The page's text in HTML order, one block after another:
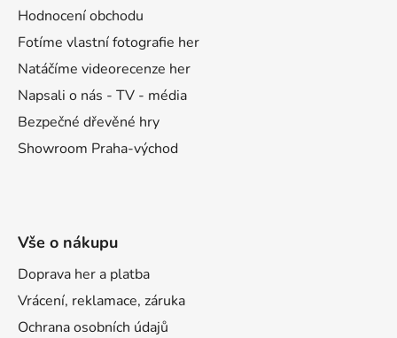
Hodnocení obchodu
Fotíme vlastní fotografie her
Natáčíme videorecenze her
Napsali o nás - TV - média
Bezpečné dřevěné hry
Showroom Praha-východ
Vše o nákupu
Doprava her a platba
Vrácení, reklamace, záruka
Ochrana osobních údajů